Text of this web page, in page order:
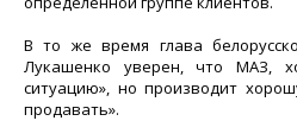
В то же время глава
Лукашенко уверен, что МАЗ,
ситуацию», но производит
продавать».